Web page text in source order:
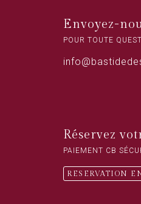
Envoyez-
POUR TOUTE
Réservez
PAIEMENT CB
RESERVATION